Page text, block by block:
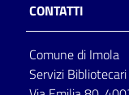
CONTATTI
Comune di Imola
Servizi